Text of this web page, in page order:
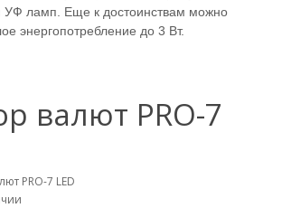
УФ ламп. Еще к достоинствам можно
энергопотребление до 3 Вт.
валют PRO-7
PRO-7 LED